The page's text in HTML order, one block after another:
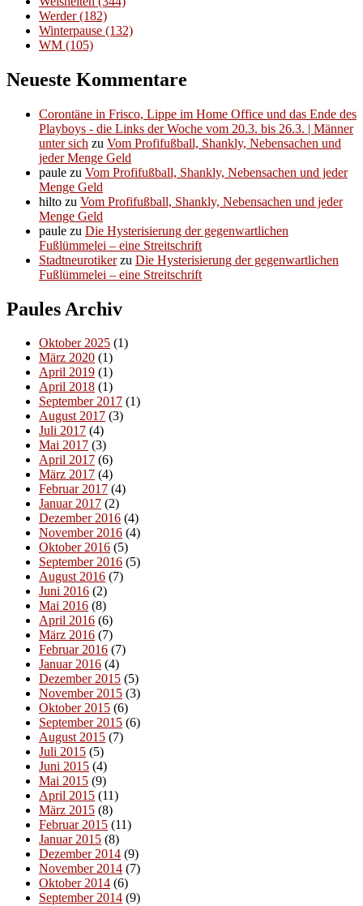
Werder(182)
Winterpause (132)
WM (105)
Neueste Kommentare
Corontäne in Frisco, Lippe im Home Office und das Ende des
Playboys - die Links der Woche vom 20.3. bis 26.3. | Männer
unter sich zu Vom Profifußball, Shankly, Nebensachen und
jeder Menge Geld
paule zu Vom Profifußball, Shankly, Nebensachen und jeder
Menge Geld
hilto zu Vom Profifußball, Shankly, Nebensachen und jeder
Menge Geld
paule zu Die Hysterisierung der gegenwartlichen
Fußlümmelei – eine Streitschrift
Stadtneurotikerzu Die Hysterisierung der gegenwartlichen
Fußlümmelei – eine Streitschrift
Paules Archiv
Oktober 2025 (1)
März 2020 (1)
April 2019 (1)
April 2018 (1)
September 2017 (1)
August 2017 (3)
Juli 2017 (4)
Mai 2017 (3)
April 2017 (6)
März 2017 (4)
Februar 2017 (4)
Januar 2017 (2)
Dezember 2016 (4)
November 2016 (4)
Oktober 2016 (5)
September 2016 (5)
August 2016 (7)
Juni 2016 (2)
Mai 2016 (8)
April 2016 (6)
März 2016 (7)
Februar 2016 (7)
Januar 2016 (4)
Dezember 2015 (5)
November 2015 (3)
Oktober 2015 (6)
September 2015 (6)
August 2015 (7)
Juli 2015 (5)
Juni 2015 (4)
Mai 2015 (9)
April 2015 (11)
März 2015 (8)
Februar 2015 (11)
Januar 2015 (8)
Dezember 2014 (9)
November 2014 (7)
Oktober 2014 (6)
September 2014 (9)